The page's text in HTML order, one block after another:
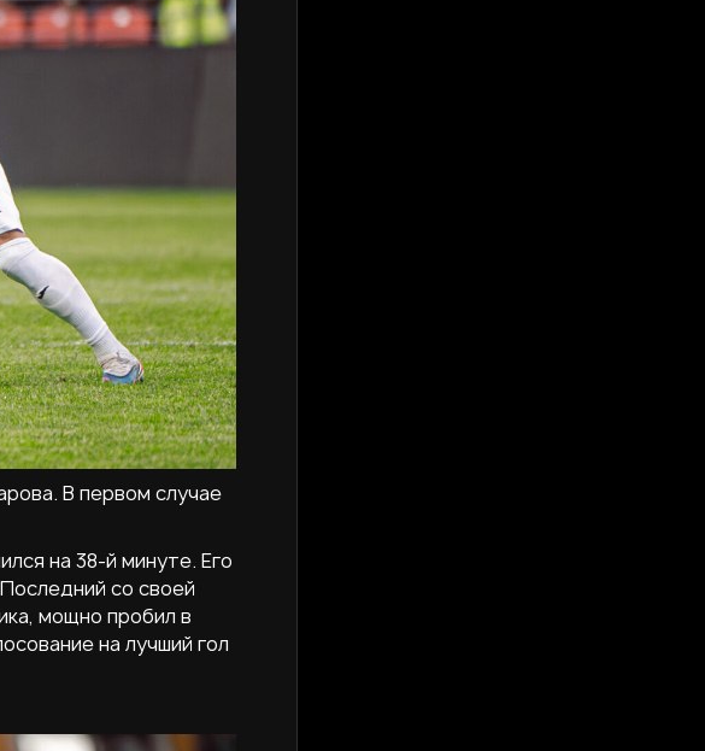
В первом случае
на 38-й минуте. Его
со своей
мощно пробил в
на лучший гол